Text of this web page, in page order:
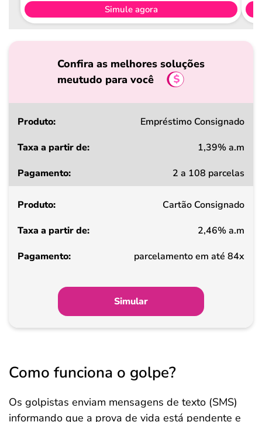
Simule agora
Confira as melhores soluções
meutudo para você
Produto
a
de
Pagamento
Empréstimo Consignado
1,39% a.m
2 a 108 parcelas
Cartão Consignado
2,46% a.m
parcelamento em até 84x
Simular
Como funciona o golpe?
Os golpistas enviam mensagens de texto (SMS)
informando que a prova de vida está pendente e